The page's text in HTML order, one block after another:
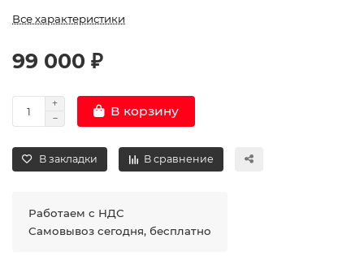
Все характеристики
99 000 ₽
В корзину
В закладки В сравнение
Работаем с НДС
Самовывоз сегодня, бесплатно